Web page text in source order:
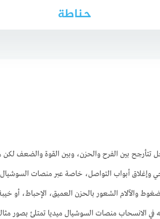
حناطة
تتأرجح بين الفرح والحزن، وبين القوة
وإغلاق أبواب التواصل، خاصة عبر منصات السوشيال
والآلام الشعور بالحزن العميق، الإحباط، أو
في الانسحاب منصات السوشيال ميديا تمتلئ بصور